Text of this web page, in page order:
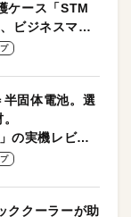
ケース「STM
ビジネスマン
固体電池。選
の実機レビュ
ククーラーが助